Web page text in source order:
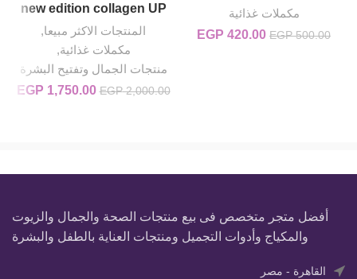
مكملات غذائية
EGP500.00 السعر الأصلي هو: EGP 500.00.
EGP 420.00 السعر الحالي هو: EGP 420.00.
new edition collagen UP
المنتجات الاكثر مبيعا,
مكملات غذائية,
منتجات الجمال وتفتيح البشرة
EGP2,000.00
السعر الأصلي
EGP 1,750.00
أفضل متجر متخصص فى بيع منتجات الصحة والجمال والزيوت
والمكياج وأدوات التجميل ومنتجات العناية بالطفل والبشرة
القاهرة - مصر